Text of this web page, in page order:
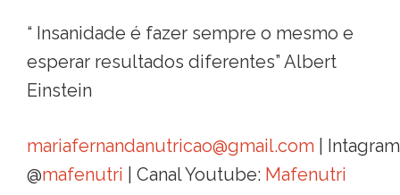
“ Insanidade é fazer sempre o mesmo e
esperar resultados diferentes” Albert
Einstein
mariafernandanutricao@gmail.com |
@mafenutri | Canal Youtube: Mafenutri